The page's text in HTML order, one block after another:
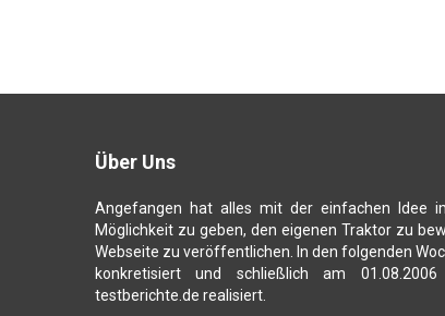
Über Uns
Angefangen hat alles mit der einfachen Idee
Möglichkeit zu geben, den eigenen Traktor zu
Webseite zu veröffentlichen. In den folgenden
konkretisiert und schließlich am
testberichte.de realisiert.